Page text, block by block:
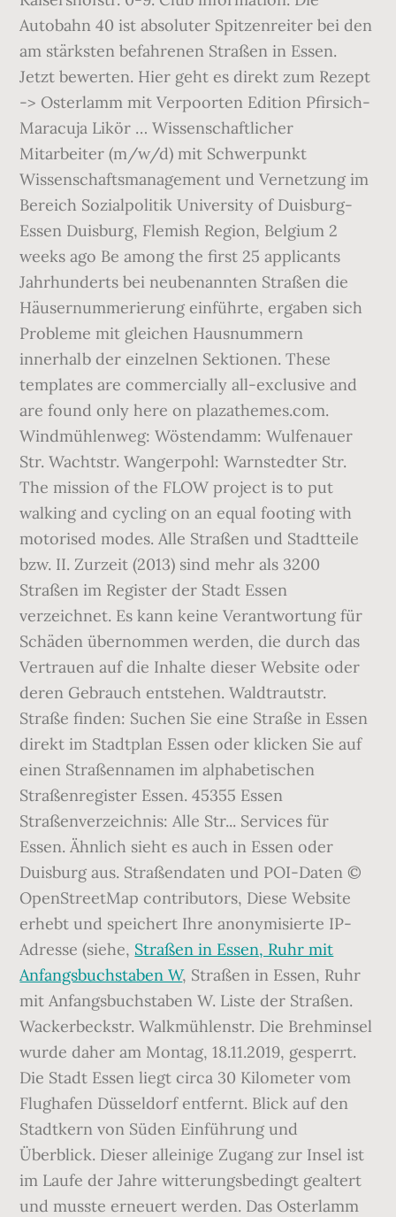
Autobahn 40 ist absoluter Spitzenreiter bei den
am stärksten befahrenen Straßen in Essen.
Jetzt bewerten. Hier geht es direkt zum Rezept
-> Osterlamm mit Verpoorten Edition Pfirsich-
Maracuja Likör … Wissenschaftlicher
Mitarbeiter (m/w/d) mit Schwerpunkt
Wissenschaftsmanagement und Vernetzung im
Bereich Sozialpolitik University of Duisburg-
Essen Duisburg, Flemish Region, Belgium 2
weeks ago Be among the first 25 applicants
Jahrhunderts bei neubenannten Straßen die
Häusernummerierung einführte, ergaben sich
Probleme mit gleichen Hausnummern
innerhalb der einzelnen Sektionen. These
templates are commercially all-exclusive and
are found only here on plazathemes.com.
Windmühlenweg: Wöstendamm: Wulfenauer
Str. Wachtstr. Wangerpohl: Warnstedter Str.
The mission of the FLOW project is to put
walking and cycling on an equal footing with
motorised modes. Alle Straßen und Stadtteile
bzw. II. Zurzeit (2013) sind mehr als 3200
Straßen im Register der Stadt Essen
verzeichnet. Es kann keine Verantwortung für
Schäden übernommen werden, die durch das
Vertrauen auf die Inhalte dieser Website oder
deren Gebrauch entstehen. Waldtrautstr.
Straße finden: Suchen Sie eine Straße in Essen
direkt im Stadtplan Essen oder klicken Sie auf
einen Straßennamen im alphabetischen
Straßenregister Essen. 45355 Essen
Straßenverzeichnis: Alle Str... Services für
Essen. Ähnlich sieht es auch in Essen oder
Duisburg aus. Straßendaten und POI-Daten ©
OpenStreetMap contributors, Diese Website
erhebt und speichert Ihre anonymisierte IP-
Adresse (siehe, Straßen in Essen, Ruhr mit
Anfangsbuchstaben W, Straßen in Essen, Ruhr
mit Anfangsbuchstaben W. Liste der Straßen.
Wackerbeckstr. Walkmühlenstr. Die Brehminsel
wurde daher am Montag, 18.11.2019, gesperrt.
Die Stadt Essen liegt circa 30 Kilometer vom
Flughafen Düsseldorf entfernt. Blick auf den
Stadtkern von Süden Einführung und
Überblick. Dieser alleinige Zugang zur Insel ist
im Laufe der Jahre witterungsbedingt gealtert
und musste erneuert werden. Das Osterlamm